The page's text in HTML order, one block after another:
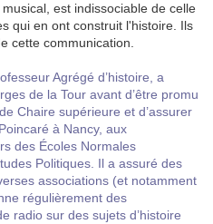
est indissociable de celle
qui en ont construit l'histoire. Ils
cette communication.
Agrégé d’histoire, a
de la Tour avant d’être promu
Chaire supérieure et d’assurer
à Nancy, aux
des Écoles Normales
Politiques. Il a assuré des
associations (et notamment
régulièrement des
radio sur des sujets d’histoire